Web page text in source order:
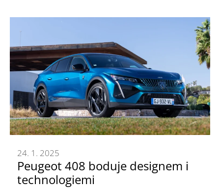
Peugeot 408 boduje designem i
technologiemi
24. 1. 2025